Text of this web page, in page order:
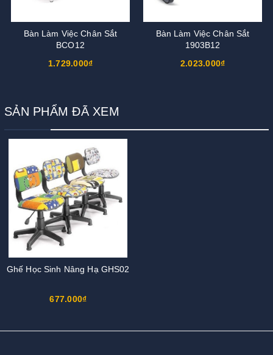
Bàn Làm Việc Chân Sắt
BCO12
1.729.000₫
Bàn Làm Việc Chân Sắt
1903B12
2.023.000₫
SẢN PHẨM ĐÃ XEM
Ghế Học Sinh Nâng Hạ GHS02
677.000₫